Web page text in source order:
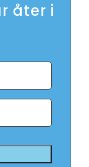
åter i